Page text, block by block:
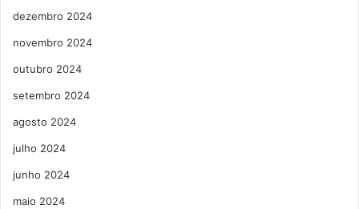
dezembro 2024
novembro 2024
outubro 2024
setembro 2024
agosto 2024
julho 2024
junho 2024
maio 2024